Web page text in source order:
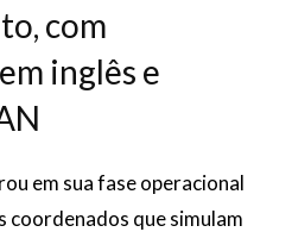
com
inglês e
em sua fase operacional
coordenados que simulam